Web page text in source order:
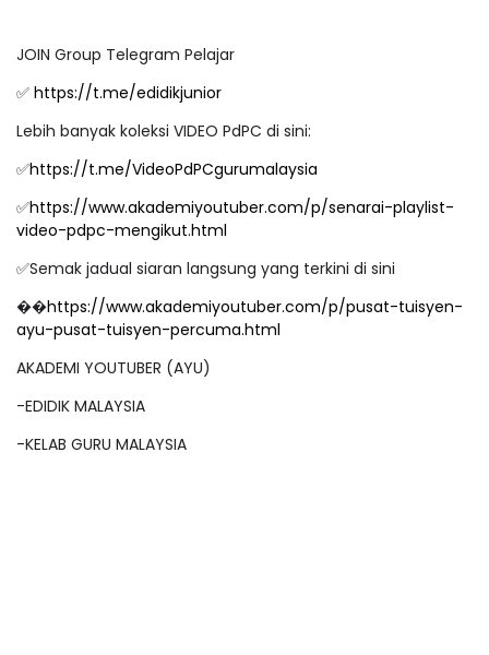
JOIN Group Telegram Pelajar
✅ https://t.me/edidikjunior
Lebih banyak koleksi VIDEO PdPC di sini:
✅https://t.me/VideoPdPCgurumalaysia
✅https://www.akademiyoutuber.com/p/senarai-playlist-
video-pdpc-mengikut.html
✅Semak jadual siaran langsung yang terkini di sini
��https://www.akademiyoutuber.com/p/pusat-tuisyen-
ayu-pusat-tuisyen-percuma.html
AKADEMI YOUTUBER (AYU)
-EDIDIK MALAYSIA
-KELAB GURU MALAYSIA